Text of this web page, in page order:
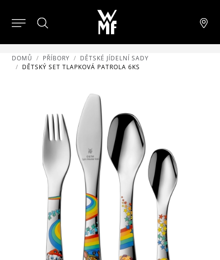
DOMŮ PŘÍBORY
DĚTSKÉ JÍDELNÍ SADY
DĚTSKÝ SET TLAPKOVÁ PATROLA 6KS